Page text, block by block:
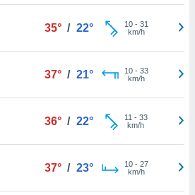
35° / 22° 10- 31
km/h
37° / 21° 10- 33
km/h
36° / 22° 11 - 33
km/h
37° / 23° 10- 27
km/h